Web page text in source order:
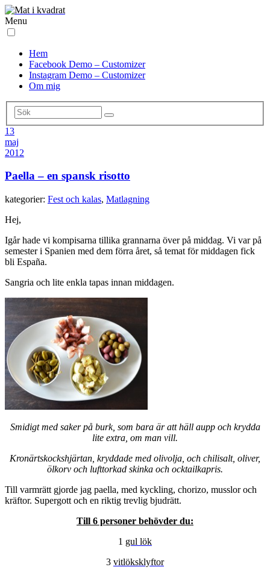
Menu
Hem
Facebook Demo – Customizer
Instagram Demo – Customizer
Om mig
13
maj
2012
Paella – en spansk risotto
kategorier: Fest och kalas, Matlagning
Hej,
Igår hade vi kompisarna tillika grannarna över på middag. Vi var på
semester i Spanien med dem förra året, så temat för middagen fick
bli España.
Sangria och lite enkla tapas innan middagen.
Smidigt med saker på burk, som bara är att häll aupp och krydda
lite extra, om man vill.
Kronärtskockshjärtan, kryddade med olivolja, och chilisalt, oliver,
ölkorv och lufttorkad skinka och ocktailkapris.
Till varmrätt gjorde jag paella, med kyckling, chorizo, musslor och
kräftor. Supergott och en riktig trevlig bjudrätt.
Till 6 personer behövder du:
1 gul lök
3 vitlöksklyftor